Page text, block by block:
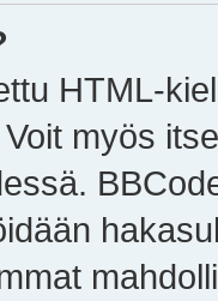
HTML-
myös